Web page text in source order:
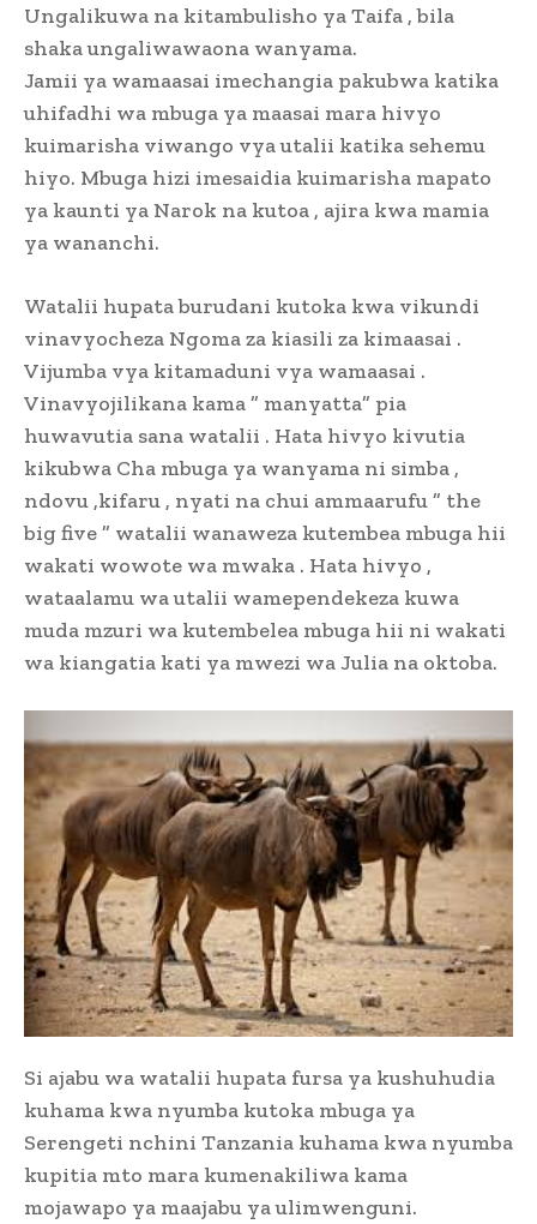
Ungalikuwa na kitambulisho ya Taifa , bila
shaka ungaliwawaona wanyama.
Jamii ya wamaasai imechangia pakubwa katika
uhifadhi wa mbuga ya maasai mara hivyo
kuimarisha viwango vya utalii katika sehemu
hiyo. Mbuga hizi imesaidia kuimarisha mapato
ya kaunti ya Narok na kutoa , ajira kwa mamia
ya wananchi.
Watalii hupata burudani kutoka kwa vikundi
vinavyocheza Ngoma za kiasili za kimaasai .
Vijumba vya kitamaduni vya wamaasai .
Vinavyojilikana kama ” manyatta” pia
huwavutia sana watalii . Hata hivyo kivutia
kikubwa Cha mbuga ya wanyama ni simba ,
ndovu ,kifaru , nyati na chui ammaarufu ” the
big five ” watalii wanaweza kutembea mbuga hii
wakati wowote wa mwaka . Hata hivyo ,
wataalamu wa utalii wamependekeza kuwa
muda mzuri wa kutembelea mbuga hii ni wakati
wa kiangatia kati ya mwezi wa Julia na oktoba.
Si ajabu wa watalii hupata fursa ya kushuhudia
kuhama kwa nyumba kutoka mbuga ya
Serengeti nchini Tanzania kuhama kwa nyumba
kupitia mto mara kumenakiliwa kama
mojawapo ya maajabu ya ulimwenguni.